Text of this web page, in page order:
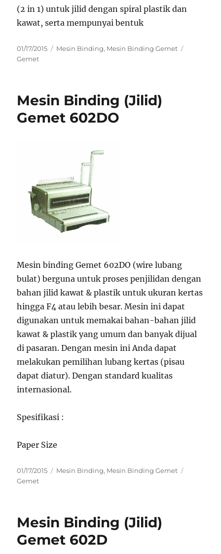
(2 in 1) untuk jilid dengan spiral plastik dan
kawat, serta mempunyai bentuk
Posted
on
01/17/2015 Categories
Mesin Binding, Mesin Binding Gemet
Gemet
Mesin Binding (Jilid)
Gemet 602DO
Mesin binding Gemet 602DO (wire lubang
bulat) berguna untuk proses penjilidan dengan
bahan jilid kawat & plastik untuk ukuran kertas
hingga F4 atau lebih besar. Mesin ini dapat
digunakan untuk memakai bahan-bahan jilid
kawat & plastik yang umum dan banyak dijual
di pasaran. Dengan mesin ini Anda dapat
melakukan pemilihan lubang kertas (pisau
dapat diatur). Dengan standard kualitas
internasional.
Spesifikasi :
Paper Size
Posted
on
01/17/2015 Categories
Mesin Binding, Mesin Binding Gemet
Gemet
Mesin Binding (Jilid)
Gemet 602D